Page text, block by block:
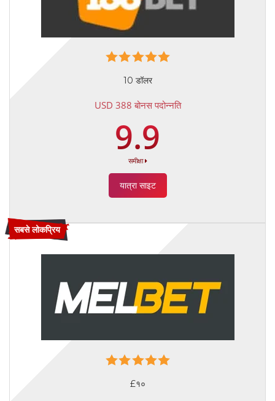
10 डॉलर
USD 388 बोनस पदोन्नति
9.9
समीक्षा
यात्रा साइट
सबसे लोकप्रिय
£१०